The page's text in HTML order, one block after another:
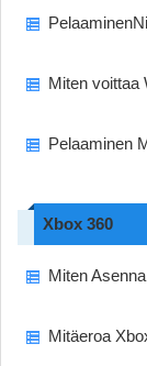
Miten voittaa
Pelaaminen
Xbox 360
Miten
Mitäeroa